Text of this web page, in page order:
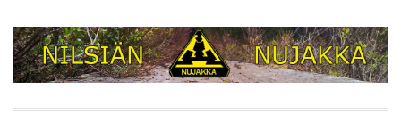
Skip
content